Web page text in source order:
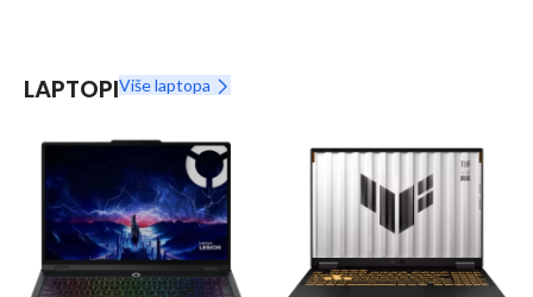
LAPTOPIViše laptopa